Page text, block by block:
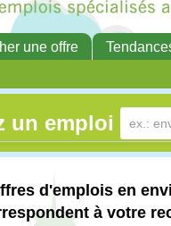
une offre
un emploi
d'emplois en
à votre